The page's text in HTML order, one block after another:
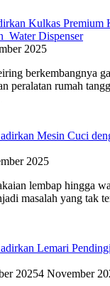
Kulkas Premium
Water Dispenser
2025
berkembangnya
peralatan rumah
Mesin Cuci
2025
lembap hingga
masalah yang tak
Lemari
20254 November